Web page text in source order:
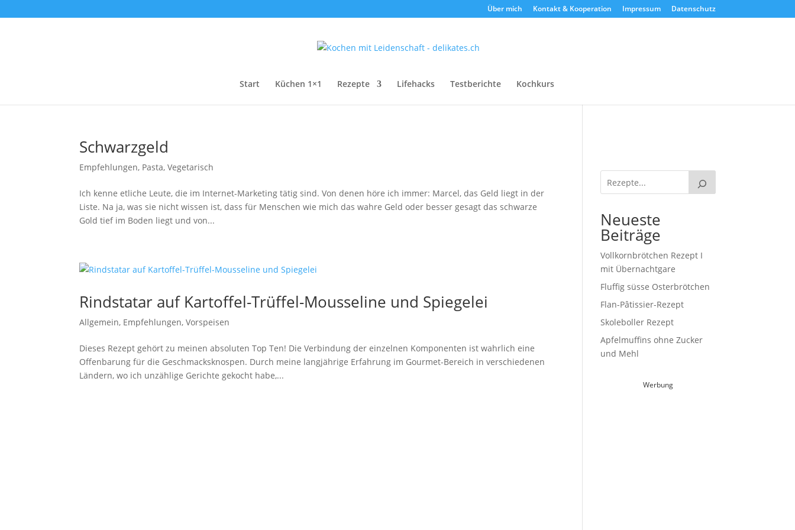
Über mich Kontakt & Kooperation Impressum Datenschutz
Start Küchen 1×1 Rezepte Lifehacks Testberichte Kochkurs
Schwarzgeld
Empfehlungen, Pasta,Vegetarisch
Ich kenne etliche Leute, die im Internet-Marketing tätig sind. Von denen höre ich immer: Marcel, das Geld liegt in der
Liste. Na ja, was sie nicht wissen ist, dass für Menschen wie mich das wahre Geld oder besser gesagt das schwarze
Gold tief im Boden liegt und von...
Rindstatar auf Kartoffel-Trüffel-Mousseline und Spiegelei
Allgemein, Empfehlungen,Vorspeisen
Dieses Rezept gehört zu meinen absoluten Top Ten! Die Verbindung der einzelnen Komponenten ist wahrlich eine
Offenbarung für die Geschmacksknospen. Durch meine langjährige Erfahrung im Gourmet-Bereich in verschiedenen
Ländern, wo ich unzählige Gerichte gekocht habe,...
Neueste
Beiträge
Vollkornbrötchen Rezept I
mit Übernachtgare
Fluffig süsse Osterbrötchen
Flan-Pâtissier-Rezept
Skoleboller Rezept
Apfelmuffins ohne Zucker
und Mehl
Werbung